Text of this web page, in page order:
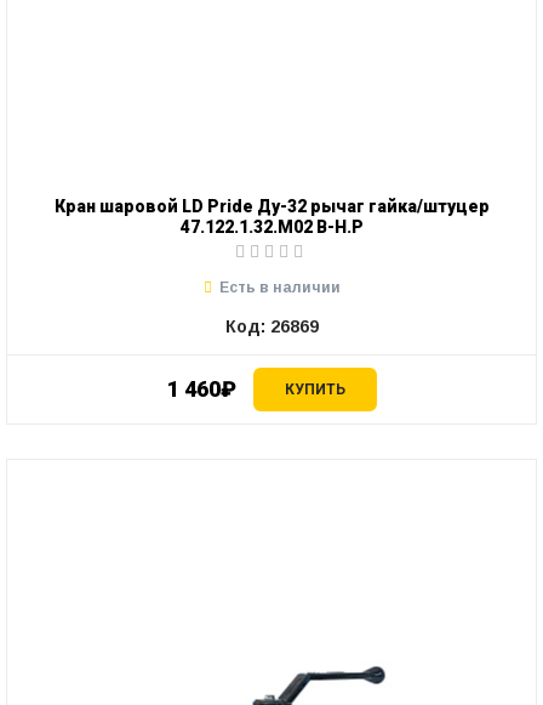
Кран шаровой LD Pride Ду-32 рычаг гайка/штуцер
47.122.1.32.М02 В-Н.Р
1 460₽ КУПИТЬ
Есть в наличии
Код: 26869